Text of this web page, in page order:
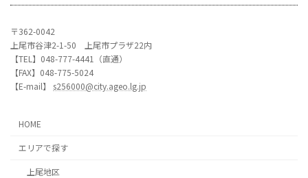
〒362-0042
上尾市谷津2-1-50 上尾市プラザ22内
【TEL】048-777-4441（直通）
【FAX】048-775-5024
【E-mail】 s256000@city.ageo.lg.jp
HOME
エリアで探す
上尾地区